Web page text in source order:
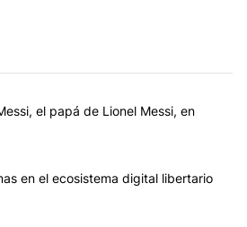
con más comentarios en los
el título "Murió Jorge Messi, el papá
el papá de Lionel Messi, en
el título "Luces y alarmas en el
en el ecosistema digital libertario